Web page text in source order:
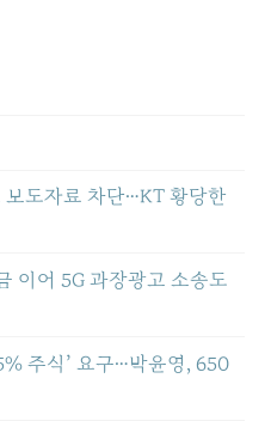
보도자료 차단…KT 황당한
이어 5G 과장광고 소송도
주식’ 요구…박윤영, 650